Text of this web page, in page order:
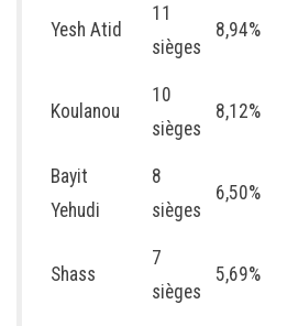
Yesh Atid
11
sièges
8,94%
Koulanou
10
sièges
8,12%
Bayit
Yehudi
8
sièges
6,50%
Shass
7
sièges
5,69%